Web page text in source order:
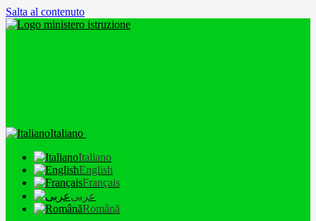
Salta al contenuto
Italiano
Italiano
English
Français
عربى
Română